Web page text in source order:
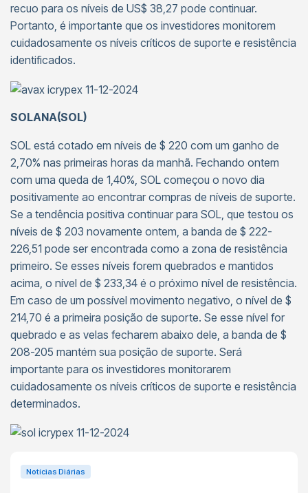
recuo para os níveis de US$ 38,27 pode continuar.
Portanto, é importante que os investidores monitorem
cuidadosamente os níveis críticos de suporte e resistência
identificados.
SOLANA(SOL)
SOL está cotado em níveis de $ 220 com um ganho de
2,70% nas primeiras horas da manhã. Fechando ontem
com uma queda de 1,40%, SOL começou o novo dia
positivamente ao encontrar compras de níveis de suporte.
Se a tendência positiva continuar para SOL, que testou os
níveis de $ 203 novamente ontem, a banda de $ 222-
226,51 pode ser encontrada como a zona de resistência
primeiro. Se esses níveis forem quebrados e mantidos
acima, o nível de $ 233,34 é o próximo nível de resistência.
Em caso de um possível movimento negativo, o nível de $
214,70 é a primeira posição de suporte. Se esse nível for
quebrado e as velas fecharem abaixo dele, a banda de $
208-205 mantém sua posição de suporte. Será
importante para os investidores monitorarem
cuidadosamente os níveis críticos de suporte e resistência
determinados.
Notícias Diárias